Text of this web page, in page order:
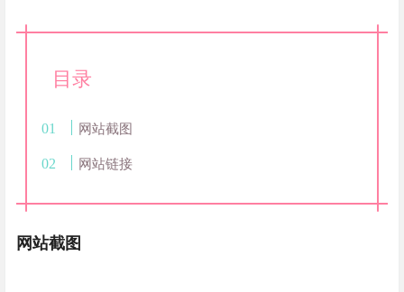
目录
网站截图
网站链接
网站截图